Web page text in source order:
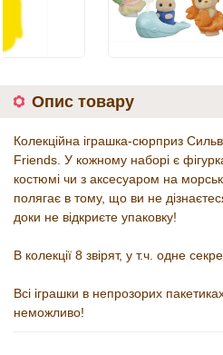
Опис товару
Колекційна іграшка-сюрприз
Friends. У кожному наборі є
костюмі чи з аксесуаром на
полягає в тому, що ви не
доки не відкриєте упаковку!
В колекції 8 звірят, у т.ч. одне
Всі іграшки в непрозорих
неможливо!